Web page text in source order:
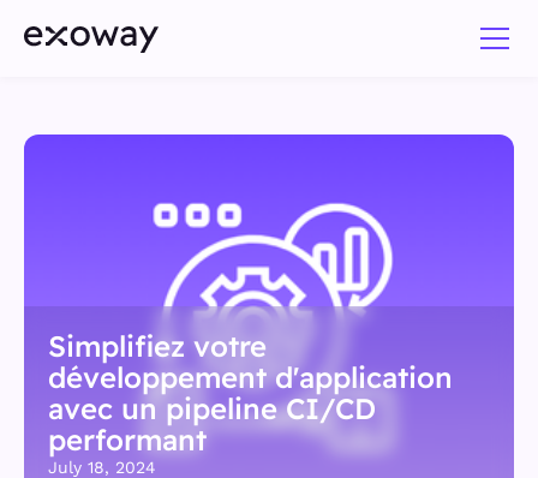
Simplifiez votre
développement d'application
avec un pipeline CI/CD
performant
July 18, 2024